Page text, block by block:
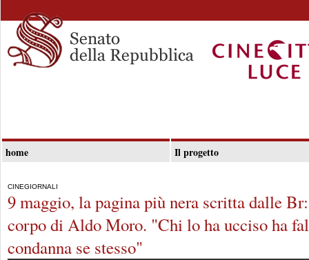
home Il progetto
CINEGIORNALI
9 maggio, la pagina più nera scritta dalle
corpo di Aldo Moro. "Chi lo ha ucciso ha
condanna se stesso"